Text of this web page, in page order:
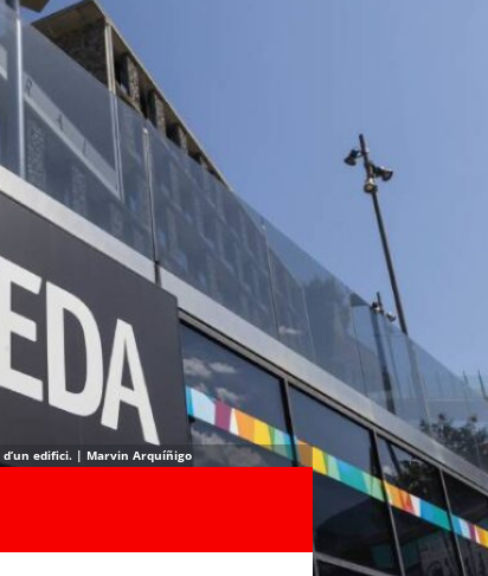
d’un edifici. | Marvin Arquíñigo